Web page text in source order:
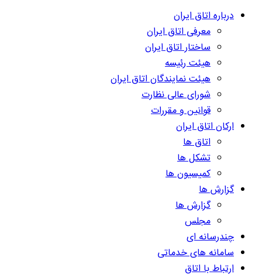
درباره اتاق ایران
معرفی اتاق ایران
ساختار اتاق ایران
هیئت رئیسه
هیئت نمایندگان اتاق ایران
شورای عالی نظارت
قوانین و مقررات
ارکان اتاق ایران
اتاق ها
تشکل ها
کمیسیون ها
گزارش ها
گزارش ها
مجلس
چندرسانه ای
سامانه های خدماتی
ارتباط با اتاق